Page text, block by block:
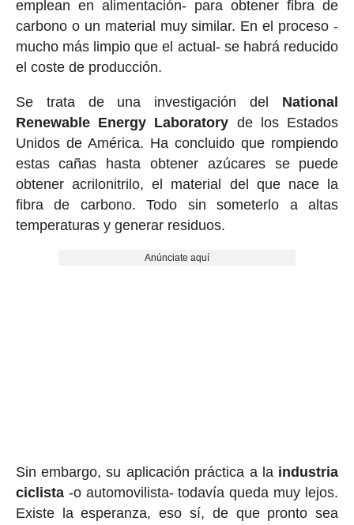
emplean en alimentación- para obtener fibra de
carbono o un material muy similar. En el proceso -
mucho más limpio que el actual- se habrá reducido
el coste de producción.
Se trata de una investigación del National
Renewable Energy Laboratory de los Estados
Unidos de América. Ha concluido que rompiendo
estas cañas hasta obtener azúcares se puede
obtener acrilonitrilo, el material del que nace la
fibra de carbono. Todo sin someterlo a altas
temperaturas y generar residuos.
Anúnciate aquí
Sin embargo, su aplicación práctica a la industria
ciclista-o automovilista- todavía queda muy lejos.
Existe la esperanza, eso sí, de que pronto sea